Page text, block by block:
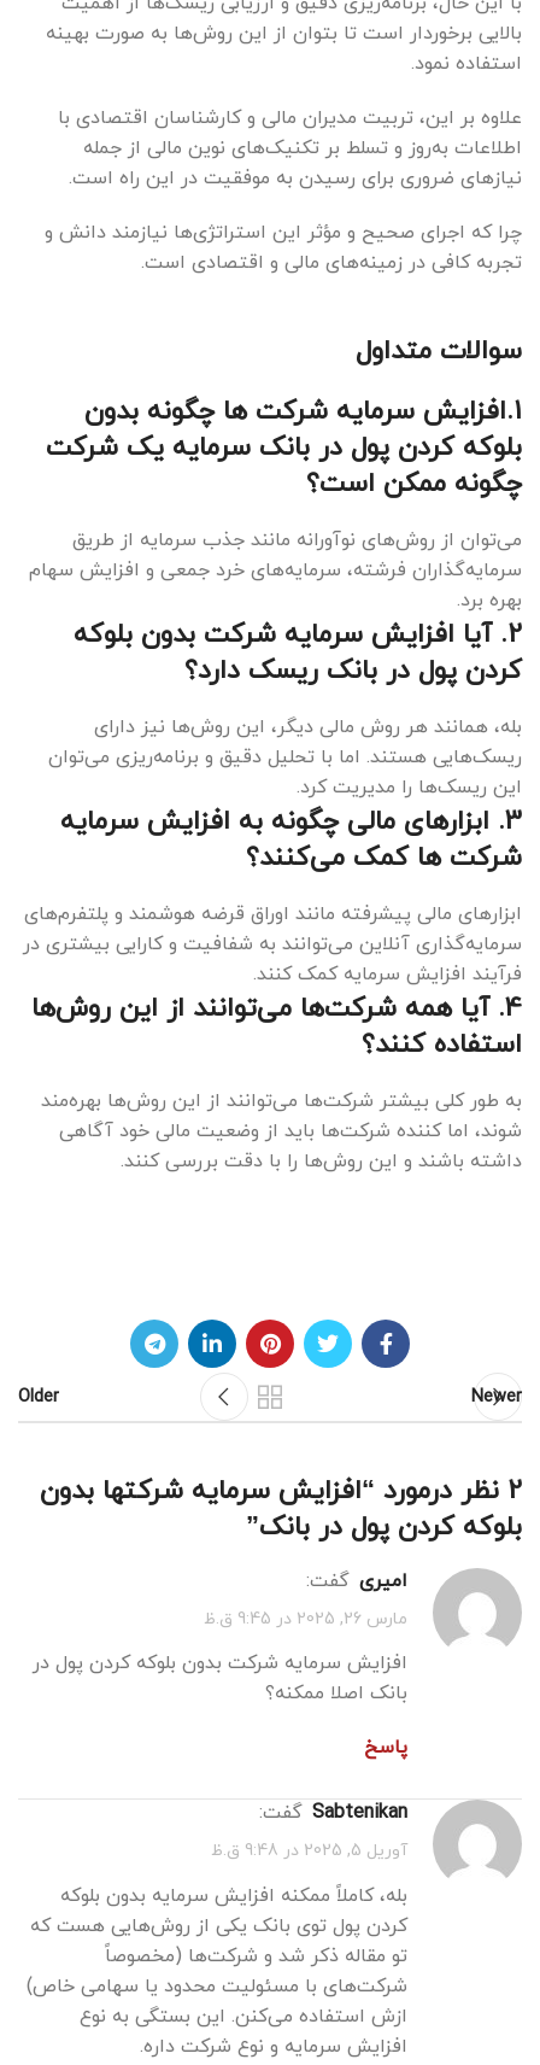
بالایی برخوردار است تا بتوان از این روش‌ها به صورت بهینه
استفاده نمود.
علاوه بر این، تربیت مدیران مالی و کارشناسان اقتصادی با
اطلاعات به‌روز و تسلط بر تکنیک‌های نوین مالی از جمله
نیازهای ضروری برای رسیدن به موفقیت در این راه است.
چرا که اجرای صحیح و مؤثر این استراتژی‌ها نیازمند دانش و
تجربه کافی در زمینه‌های مالی و اقتصادی است.
سوالات متداول
1.افزایش سرمایه شرکت ها چگونه بدون
بلوکه کردن پول در بانک سرمایه یک شرکت
چگونه ممکن است؟
می‌توان از روش‌های نوآورانه مانند جذب سرمایه از طریق
سرمایه‌گذاران فرشته، سرمایه‌های خرد جمعی و افزایش سهام
بهره برد.
2. آیا افزایش سرمایه شرکت بدون بلوکه
کردن پول در بانک ریسک دارد؟
بله، همانند هر روش مالی دیگر، این روش‌ها نیز دارای
ریسک‌هایی هستند. اما با تحلیل دقیق و برنامه‌ریزی می‌توان
این ریسک‌ها را مدیریت کرد.
3. ابزارهای مالی چگونه به افزایش سرمایه
شرکت ها کمک می‌کنند؟
ابزارهای مالی پیشرفته مانند اوراق قرضه هوشمند و پلتفرم‌های
سرمایه‌گذاری آنلاین می‌توانند به شفافیت و کارایی بیشتری در
فرآیند افزایش سرمایه کمک کنند.
4. آیا همه شرکت‌ها می‌توانند از این روش‌ها
استفاده کنند؟
به طور کلی بیشتر شرکت‌ها می‌توانند از این روش‌ها بهره‌مند
شوند، اما کننده شرکت‌ها باید از وضعیت مالی خود آگاهی
داشته باشند و این روش‌ها را با دقت بررسی کنند.
Newer
Older
2 نظر درمورد “ افزایش سرمایه شرکتها بدون
بلوکه کردن پول در بانک”
امیری گفت:
مارس 26, 2025 در 9:45 ق.ظ
افزایش سرمایه شرکت بدون بلوکه کردن پول در
بانک اصلا ممکنه؟
پاسخ
sabtenikan
گفت:
آوریل 5, 2025 در 9:48 ق.ظ
بله، کاملاً ممکنه افزایش سرمایه بدون بلوکه
کردن پول توی بانک یکی از روش‌هایی هست که
تو مقاله ذکر شد و شرکت‌ها (مخصوصاً
شرکت‌های با مسئولیت محدود یا سهامی خاص)
ازش استفاده می‌کنن. این بستگی به نوع
افزایش سرمایه و نوع شرکت داره.